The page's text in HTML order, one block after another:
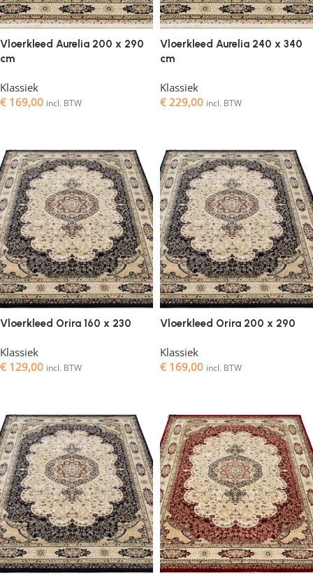
Vloerkleed Aurelia 200 x 290
cm
Klassiek
€ 169,00 incl. BTW
Vloerkleed Aurelia 240 x 340
cm
Klassiek
€ 229,00 incl. BTW
Vloerkleed Orira 160 x 230
Klassiek
€ 129,00 incl. BTW
Vloerkleed Orira 200 x 290
Klassiek
€ 169,00 incl. BTW